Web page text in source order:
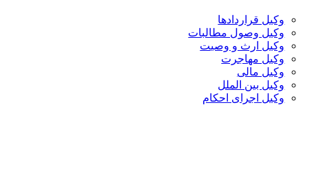
وکیل قراردادها
وکیل وصول مطالبات
وکیل ارث و وصیت
وکیل مهاجرت
وکیل مالی
وکیل بین الملل
وکیل اجرای احکام